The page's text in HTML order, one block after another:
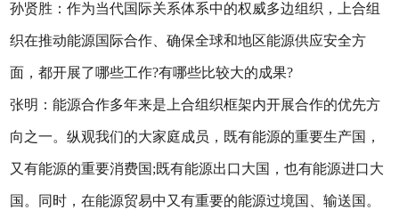
孙贤胜：作为当代国际关系体系中的权威多边组织，上合组
织在推动能源国际合作、确保全球和地区能源供应安全方
面，都开展了哪些工作?有哪些比较大的成果?
张明：能源合作多年来是上合组织框架内开展合作的优先方
向之一。纵观我们的大家庭成员，既有能源的重要生产国，
又有能源的重要消费国;既有能源出口大国，也有能源进口大
国。同时，在能源贸易中又有重要的能源过境国、输送国。